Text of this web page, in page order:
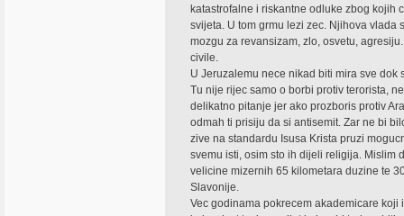
katastrofalne i riskantne odluke zbog kojih
svijeta. U tom grmu lezi zec. Njihova vlada
mozgu za revansizam, zlo, osvetu,
civile.
U Jeruzalemu nece nikad biti mira sve
Tu nije rijec samo o borbi protiv terorista,
delikatno pitanje jer ako prozboris protiv
odmah ti prisiju da si antisemit. Zar ne bi
zive na standardu Isusa Krista pruzi
svemu isti, osim sto ih dijeli religija. Mislim
velicine mizernih 65 kilometara duzine te
Slavonije.
Vec godinama pokrecem akademicare